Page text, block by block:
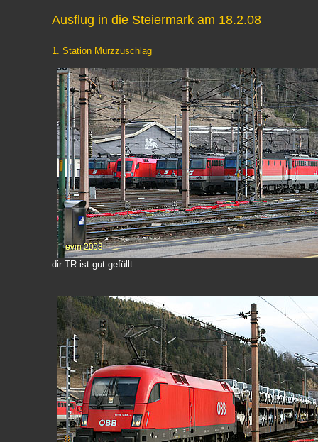
Ausflug in die Steiermark am 18.2.08
1. Station Mürzzuschlag
dir TR ist gut gefüllt